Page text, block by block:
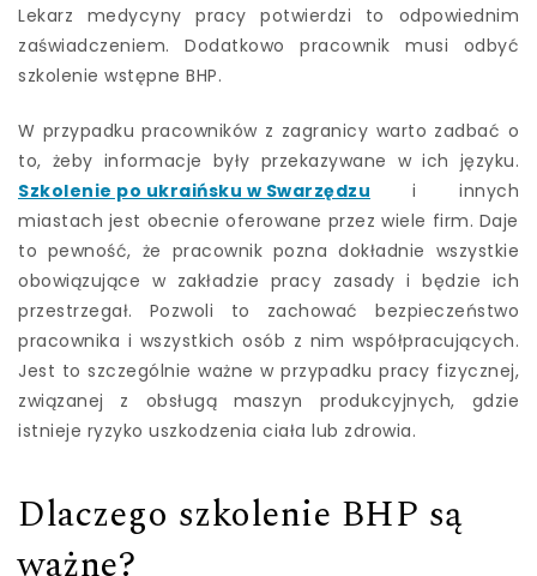
Lekarz medycyny pracy potwierdzi to odpowiednim
zaświadczeniem. Dodatkowo pracownik musi odbyć
szkolenie wstępne BHP.
W przypadku pracowników z zagranicy warto zadbać o
to, żeby informacje były przekazywane w ich języku.
Szkolenie po ukraińsku w Swarzędzu i innych
miastach jest obecnie oferowane przez wiele firm. Daje
to pewność, że pracownik pozna dokładnie wszystkie
obowiązujące w zakładzie pracy zasady i będzie ich
przestrzegał. Pozwoli to zachować bezpieczeństwo
pracownika i wszystkich osób z nim współpracujących.
Jest to szczególnie ważne w przypadku pracy fizycznej,
związanej z obsługą maszyn produkcyjnych, gdzie
istnieje ryzyko uszkodzenia ciała lub zdrowia.
Dlaczego szkolenie BHP są